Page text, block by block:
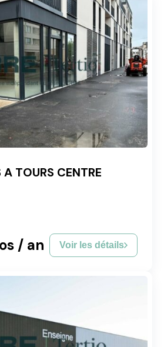
TOURS CENTRE
/ an Voir les détails